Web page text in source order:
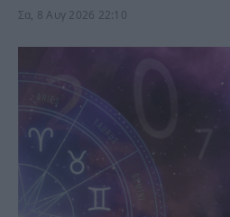
Σα, 8 Αυγ 2026 22:10